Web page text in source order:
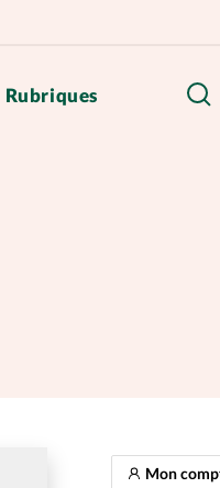
Rubriques
Postes vacants
Mon